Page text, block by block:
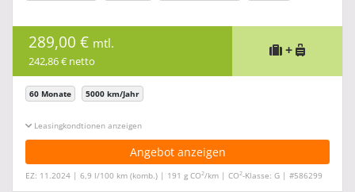
289,00 € mtl.
242,86 € netto
+
60 Monate 5000 km/Jahr
Leasingkonditionen ein-/ausblenden
Angebot anzeigen
EZ: 11.2024 | 6,9 l/100 km (komb.) | 191 g CO2/km | CO2-Klasse: G | #586299